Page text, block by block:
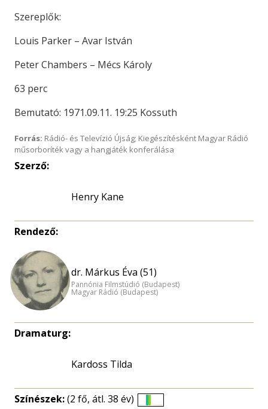
Szereplők:
Louis Parker – Avar István
Peter Chambers – Mécs Károly
63 perc
Bemutató: 1971.09.11. 19:25 Kossuth
Forrás: Rádió- és Televízió Újság; Kiegészítésként Magyar Rádió
műsorboríték vagy a hangjáték konferálása
Szerző:
Henry Kane
Rendező:
dr. Márkus Éva (51)
Pannónia Filmstúdió (Budapest)
Magyar Rádió (Budapest)
Dramaturg:
Kardoss Tilda
Színészek:(2 fő, átl. 38 év)